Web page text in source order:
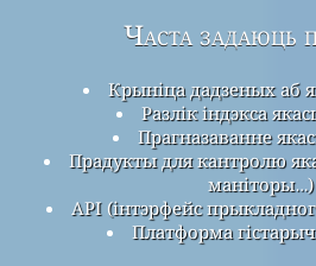
Часта задаюць
Крыніца дадзеных аб
Разлік індэкса
Прагназаванне
Прадукты для кантролю
маніторы…)
API (інтэрфейс
Платформа